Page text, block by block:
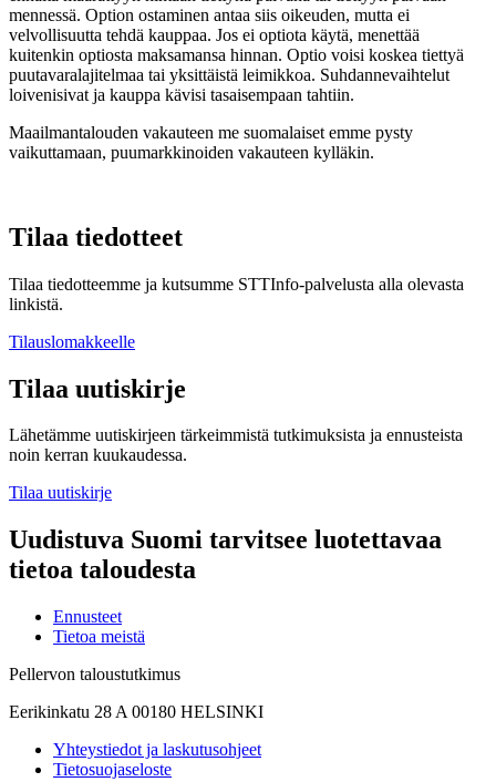
mennessä. Option ostaminen antaa siis oikeuden, mutta ei
velvollisuutta tehdä kauppaa. Jos ei optiota käytä, menettää
kuitenkin optiosta maksamansa hinnan. Optio voisi koskea tiettyä
puutavaralajitelmaa tai yksittäistä leimikkoa. Suhdannevaihtelut
loivenisivat ja kauppa kävisi tasaisempaan tahtiin.
Maailmantalouden vakauteen me suomalaiset emme pysty
vaikuttamaan, puumarkkinoiden vakauteen kylläkin.
Tilaa tiedotteet
Tilaa tiedotteemme ja kutsumme STTInfo-palvelusta alla olevasta
linkistä.
Tilauslomakkeelle
Tilaa uutiskirje
Lähetämme uutiskirjeen tärkeimmistä tutkimuksista ja ennusteista
noin kerran kuukaudessa.
Tilaa uutiskirje
Uudistuva Suomi tarvitsee luotettavaa
tietoa taloudesta
Ennusteet
Tietoa meistä
Pellervon taloustutkimus
Eerikinkatu 28 A 00180 HELSINKI
Yhteystiedot ja laskutusohjeet
Tietosuojaseloste